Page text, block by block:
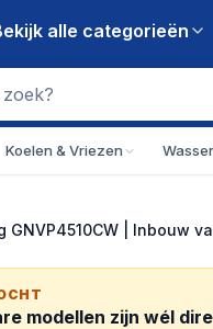
alle categorieën
Koelen & Vriezen
GNVP4510CW | Inbouw
modellen zijn wél